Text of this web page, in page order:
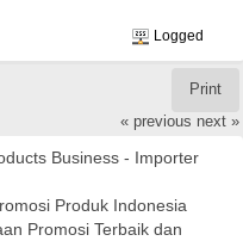
Logged
Print
« previous next »
Business - Importer
Produk Indonesia
Promosi Terbaik dan